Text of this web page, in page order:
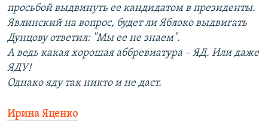
просьбой выдвинуть ее кандидатом в президенты.
Явлинский на вопрос, будет ли Яблоко выдвигать
Дунцову ответил: "Мы ее не знаем".
А ведь какая хорошая аббревиатура – ЯД. Или даже
ЯДУ!
Однако яду так никто и не даст.
Ирина Яценко